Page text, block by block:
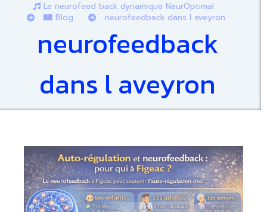
Le neurofeed back dynamique NeurOptimal
Blog
neurofeedback dans l aveyron
neurofeedback
dans l aveyron